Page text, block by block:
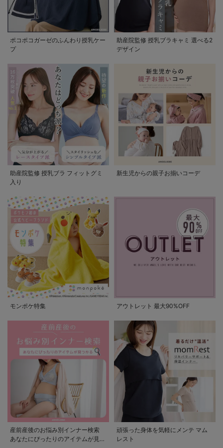
ポコポコガーゼのふんわり授乳ケー
プ
助産院監修 授乳ブラキャミ 選べる2
デザイン
助産院監修 授乳ブラ フィットグミ
入り
新生児からの親子お揃いコーデ
モンポケ特集 アウトレット 最大90%OFF
産前産後のお悩み別インナー検索
あなたにぴったりのアイテムが見つ
頑張った身体を気軽にメンテ マム
レスト